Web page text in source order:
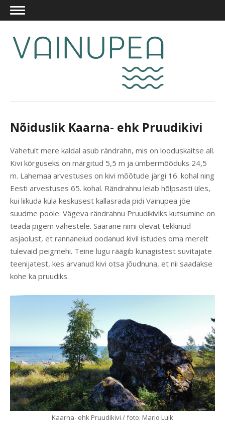
Nõiduslik Kaarna- ehk Pruudikivi
Vahetult mere kaldal asub rändrahn, mis on looduskaitse all.
Kivi kõrguseks on märgitud 5,5 m ja ümbermõõduks 24,5
m. Lahemaa arvestuses on kivi mõõtude järgi 16. kohal ning
Eesti arvestuses 65. kohal. Rändrahnu leiab hõlpsasti üles,
kui liikuda küla keskusest kallasrada pidi Vainupea jõe
suudme poole. Vägeva rändrahnu Pruudikiviks kutsumine on
teada pigem vähestele. Säärane nimi olevat tekkinud
asjaolust, et rannaneiud oodanud kivil istudes oma merelt
tulevaid peigmehi. Teine lugu räägib kunagistest suvitajate
teenijatest, kes arvanud kivi otsa jõudnuna, et nii saadakse
kohe ka pruudiks.
Kaarna- ehk Pruudikivi / foto: Mario Luik